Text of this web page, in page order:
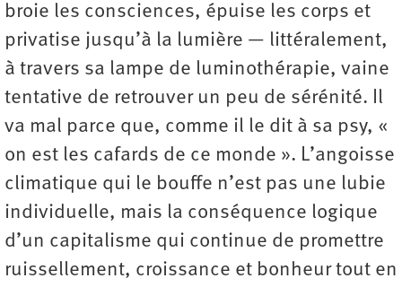
broie les consciences, épuise les corps et
privatise jusqu’à la lumière — littéralement,
à travers sa lampe de luminothérapie, vaine
tentative de retrouver un peu de sérénité. Il
va mal parce que, comme il le dit à sa psy, «
on est les cafards de ce monde ». L’angoisse
climatique qui le bouffe n’est pas une lubie
individuelle, mais la conséquence logique
d’un capitalisme qui continue de promettre
ruissellement, croissance et bonheur tout en